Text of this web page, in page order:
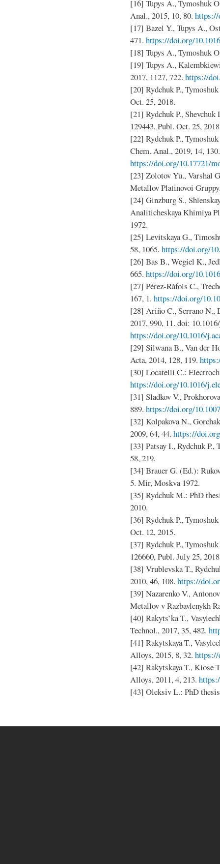
[16] Tupys A., Tymoshuk
Anal., 2015, 10, 80. https://
[17] Bazel Y., Tupys A.,
471. https://doi.org/
[18] Tupys A., Tymoshuk
[19] Tupys A.,
2017, 1127, 722. https://
[20] Rydchuk P.,
Oct. 25, 2018.
[21] Rydchuk P.,
129443, Publ. Oct. 25,
[22] Rydchuk P.,
Chem. Anal., 2019, 14, 130.
https://doi.org/10.17721/
[23] Zolotov Yu., Varshal
Metallov Platinovoi
[24] Ginzburg S.,
Analiticheskaya Khimiya
1972.
[25] Levitskaya G.,
58, 1065. https://doi.org/
[26] Bas B., Wegiel K.,
665. https://doi.org/
[27] Pérez-Ràfols C.,
167, 1. https://doi.org/
[28] Ariño C., Serrano N.,
2017, 990, 11. doi:
https://doi.org/10.1016/
[29] Silwana B., Van der
Acta, 2014, 128, 119.
[30] Locatelli C.:
https://doi.org/10.1016/
[31] Sladkov V.,
889. https://doi.org/
[32] Kolpakova N.,
2009, 64, 44. https://
[33] Patsay I., Rydchuk
58, 219.
[34] Brauer G. (Ed.):
5. Mir, Moskva 1972.
[35] Rydchuk M.: PhD
2010.
[36] Rydchuk P.,
Oct. 12, 2015.
[37] Rydchuk P.,
126660, Publ. July 25,
[38] Vrublevska T.,
2010, 46, 108. https://
[39] Nazarenko V.,
Metallov v Razbavlenykh
[40] Rakyts’ka T.,
Technol., 2017, 35, 482.
[41] Rakytskaya T.,
Alloys, 2015, 8, 32. https://
[42] Rakytskaya T., Kiose
Alloys, 2011, 4, 213.
[43] Oleksiv L.: PhD